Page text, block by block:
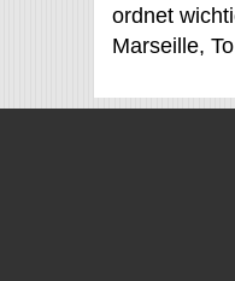
ordnet
Marseille,